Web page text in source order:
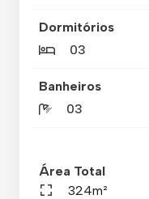
Dormitórios
03
Banheiros
03
Área Total
324m²